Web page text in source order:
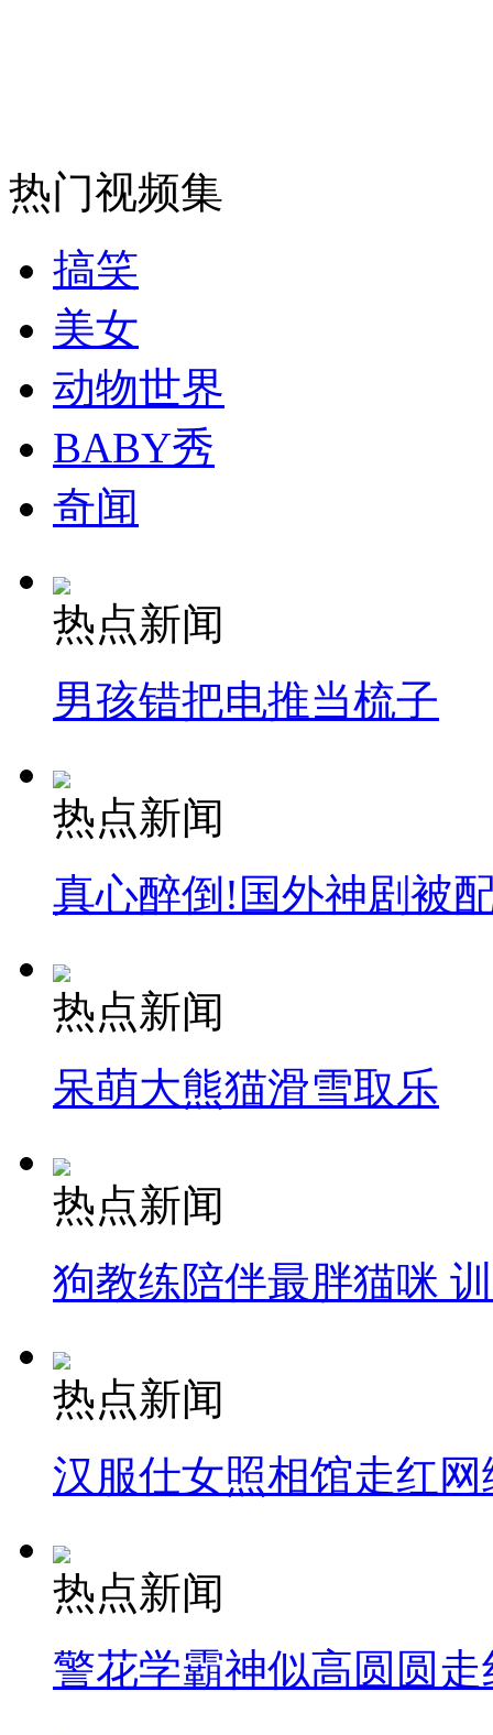
热门视频集
搞笑
美女
动物世界
BABY秀
奇闻
热点新闻
男孩错把电推当梳子
热点新闻
真心醉倒!国外神剧被
热点新闻
呆萌大熊猫滑雪取乐
热点新闻
狗教练陪伴最胖猫咪
热点新闻
汉服仕女照相馆走红网
热点新闻
警花学霸神似高圆圆走